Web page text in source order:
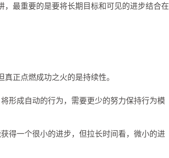
最重要的是要将长期目标和可见的进步结合在
正点燃成功之火的是持续性。
形成自动的行为，需要更少的努力保持行为模
得一个很小的进步，但拉长时间看，微小的进